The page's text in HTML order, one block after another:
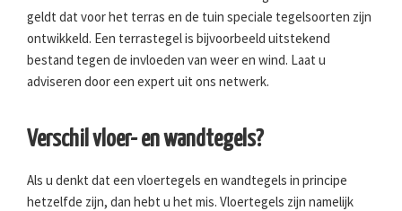
geldt dat voor het terras en de tuin speciale tegelsoorten zijn
ontwikkeld. Een terrastegel is bijvoorbeeld uitstekend
bestand tegen de invloeden van weer en wind. Laat u
adviseren door een expert uit ons netwerk.
Verschil vloer- en wandtegels?
Als u denkt dat een vloertegels en wandtegels in principe
hetzelfde zijn, dan hebt u het mis. Vloertegels zijn namelijk